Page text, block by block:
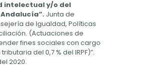
intelectual y/o del
Junta de
de Igualdad, Políticas
(Actuaciones de
fines sociales con cargo
del 0,7 % del IRPF)”.
2020.